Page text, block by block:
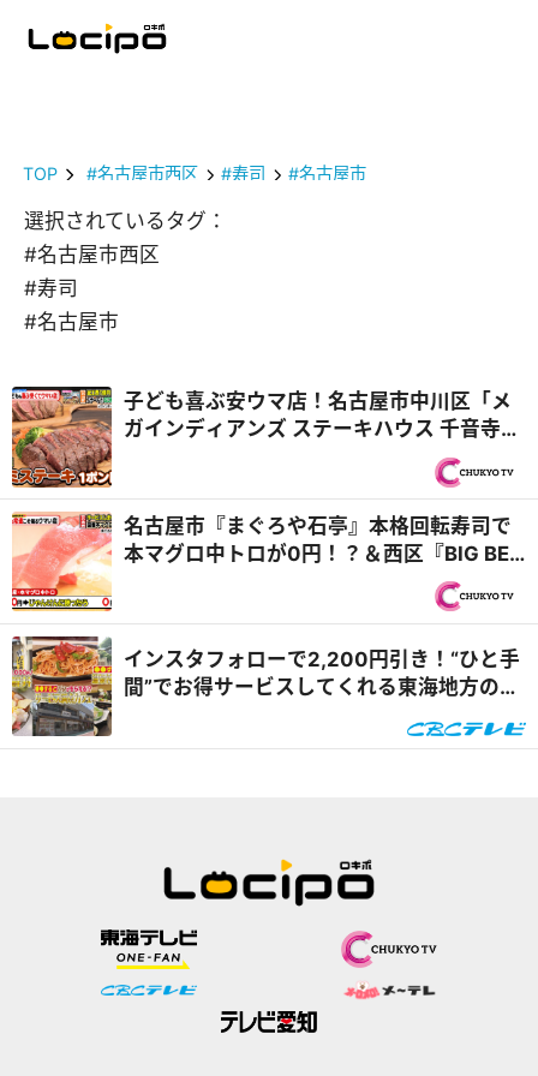
TOP #名古屋市西区 #寿司 #名古屋市
選択されているタグ：
#名古屋市西区
#寿司
#名古屋市
子ども喜ぶ安ウマ店！名古屋市中川区「メ
ガインディアンズ ステーキハウス 千音寺
店」総工費1億円超のキッズパーク『PS純
名古屋市『まぐろや石亭』本格回転寿司で
本マグロ中トロが0円！？＆西区『BIG BEN
DINER』自家製バンズの肉汁たっぷりバー
インスタフォローで2,200円引き！“ひと手
間”でお得サービスしてくれる東海地方のグ